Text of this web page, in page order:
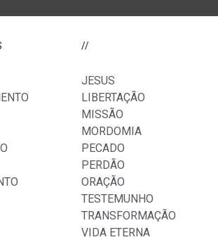
//
JESUS
LIBERTAÇÃO
MISSÃO
MORDOMIA
PECADO
PERDÃO
ORAÇÃO
TESTEMUNHO
TRANSFORMAÇÃO
VIDA ETERNA